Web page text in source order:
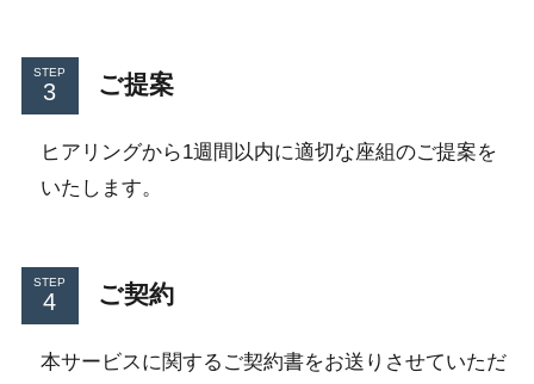
STEP ご提案
ヒアリングから1週間以内に適切な座組のご提案を
いたします。
STEP ご契約
本サービスに関するご契約書をお送りさせていただ